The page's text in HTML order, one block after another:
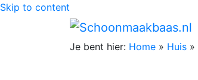
Skip to content
Je bent hier: Home » Huis »